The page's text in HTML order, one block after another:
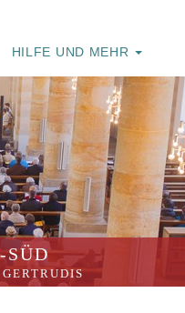
HILFE UND MEHR
SÜD
GERTRUDIS